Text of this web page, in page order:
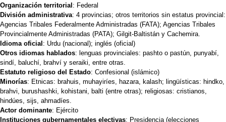
Organización territorial : Federal
División administrativa: 4 provincias; otros territorios sin estatus provincial:
Agencias Tribales Federalmente Administradas (FATA); Agencias Tribales
Provincialmente Administradas (PATA); Gilgit-Baltistán y Cachemira.
Idioma oficial : Urdu (nacional); inglés (oficial)
Otros idiomas hablados: lenguas provinciales: pashto o pastún, punyabí,
sindí, baluchí, brahví y seraiki, entre otras.
Estatuto religioso del Estado: Confesional (islámico)
Minorías: Etnicas: brahuis, muhayiríes, hazara, kalash; lingüísticas: hindko,
brahvi, burushashki, kohistani, balti (entre otras); religiosas: cristianos,
hindúes, sijs, ahmadíes.
Actor dominante: Ejército
Instituciones gubernamentales electivas: Presidencia (elecciones